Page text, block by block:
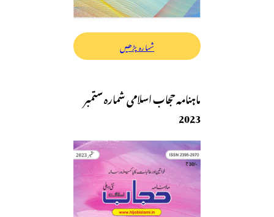
شمارہ پڑھیں
ماہنامہ حجاب اسلامی شمارہ ستمبر
2023